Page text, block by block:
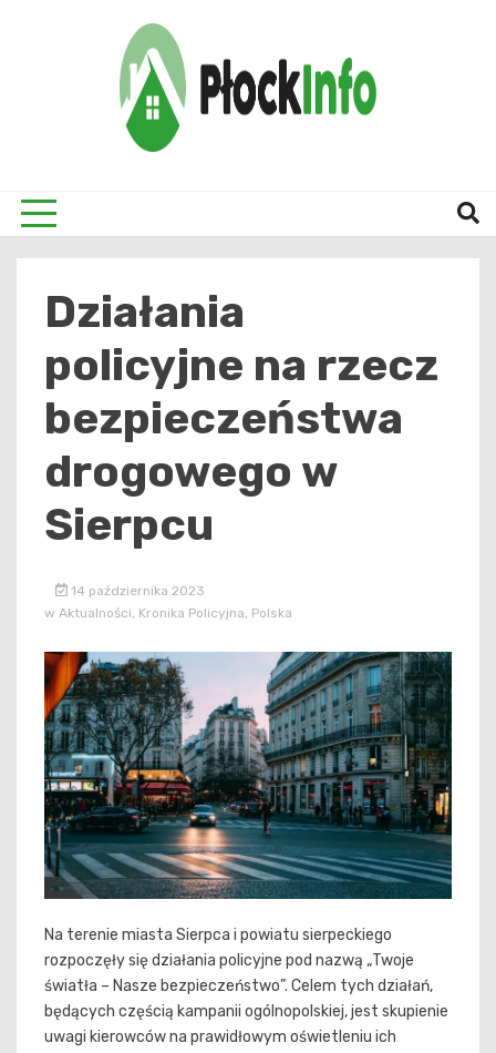
Działania
policyjne na rzecz
bezpieczeństwa
drogowego w
Sierpcu
14 października 2023
w Aktualności Kronika Policyjna Polska
Na terenie miasta Sierpca i powiatu sierpeckiego
rozpoczęły się działania policyjne pod nazwą „Twoje
światła – Nasze bezpieczeństwo”. Celem tych działań,
będących częścią kampanii ogólnopolskiej, jest skupienie
uwagi kierowców na prawidłowym oświetleniu ich